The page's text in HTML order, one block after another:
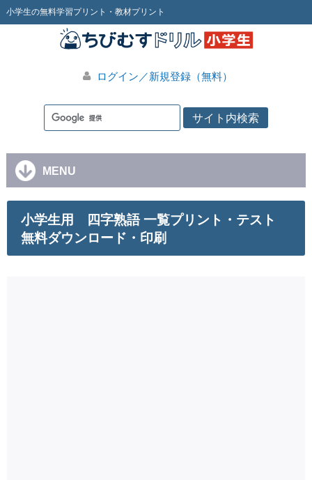
小学生の無料学習プリント・教材プリント
ログイン／新規登録（無料）
MENU
小学生用 四字熟語 一覧プリント・テスト
無料ダウンロード・印刷